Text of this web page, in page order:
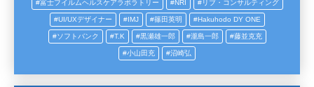
富士フイルムヘルスケアラボラトリー NRI リブ・コンサルティング
UI/UXデザイナー IMJ 篠田英明 Hakuhodo DY ONE
ソフトバンク T.K 黒瀬雄一郎 瀧島一郎 藤並克充
小山田充 沼崎弘